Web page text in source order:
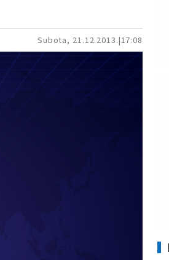
Subota, 21.12.2013. 17:08